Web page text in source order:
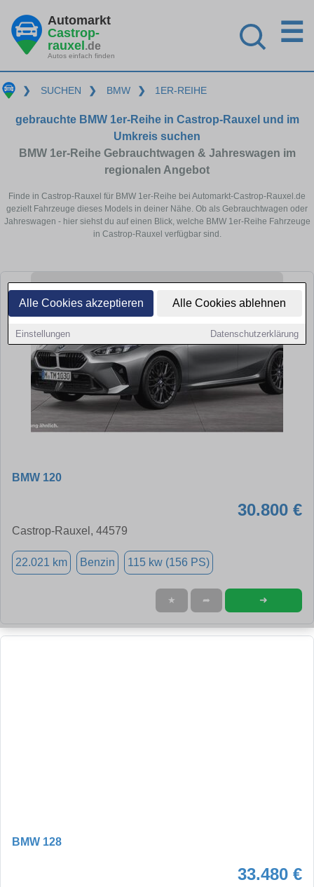
Alle Cookies akzeptieren Alle Cookies ablehnen
Einstellungen Datenschutzerklärung
Automarkt
Castrop-
rauxel .de
Autos einfach finden
☰
❯ SUCHEN ❯ BMW ❯ 1ER-REIHE
gebrauchte BMW 1er-Reihe in Castrop-Rauxel und im
Umkreis suchen
BMW 1er-Reihe Gebrauchtwagen & Jahreswagen im
regionalen Angebot
Finde in Castrop-Rauxel für BMW 1er-Reihe bei Automarkt-Castrop-Rauxel.de
gezielt Fahrzeuge dieses Models in deiner Nähe. Ob als Gebrauchtwagen oder
Jahreswagen - hier siehst du auf einen Blick, welche BMW 1er-Reihe Fahrzeuge
in Castrop-Rauxel verfügbar sind.
BMW 120
30.800 €
Castrop-Rauxel, 44579
22.021 km Benzin 115 kw (156 PS)
★ ➦ ➜
BMW 128
33.480 €